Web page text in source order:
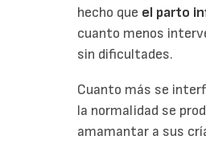
hecho que el parto
cuanto menos
sin dificultades.
Cuanto más se
la normalidad se
amamantar a sus